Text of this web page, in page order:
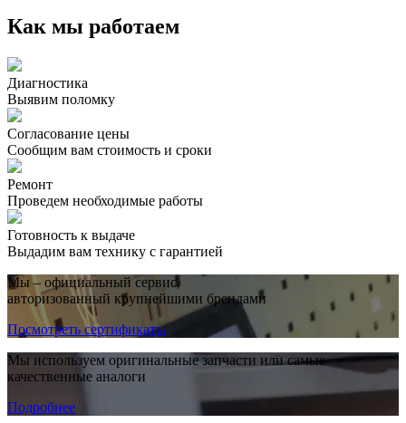
Как мы работаем
Диагностика
Выявим поломку
Согласование цены
Сообщим вам стоимость и сроки
Ремонт
Проведем необходимые работы
Готовность к выдаче
Выдадим вам технику с гарантией
Мы – официальный сервис,
авторизованный крупнейшими брендами
Посмотреть сертификаты
Мы используем оригинальные запчасти или самые
качественные аналоги
Подробнее